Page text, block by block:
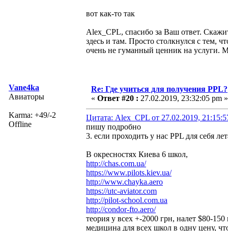
вот как-то так
Alex_CPL, спасибо за Ваш ответ.
здесь и там. Просто столкнулся с тем,
очень не гуманный ценник на услуги.
Vane4ka
Авиаторы
Karma: +49/-2
Offline
Re: Где учиться для получения PPL?
« Ответ #20 : 27.02.2019, 23:32:05 pm »
Цитата: Alex_CPL от 27.02.2019,
пишу подробно
3. если проходить у нас PPL для себя
В окресностях Киева 6 школ,
http://chas.com.ua/
https://www.pilots.kiev.ua/
http://www.chayka.aero
https://utc-aviator.com
http://pilot-school.com.ua
http://condor-fto.aero/
теория у всех +-2000 грн, налет $80-150
медицина для всех школ в одну цену,